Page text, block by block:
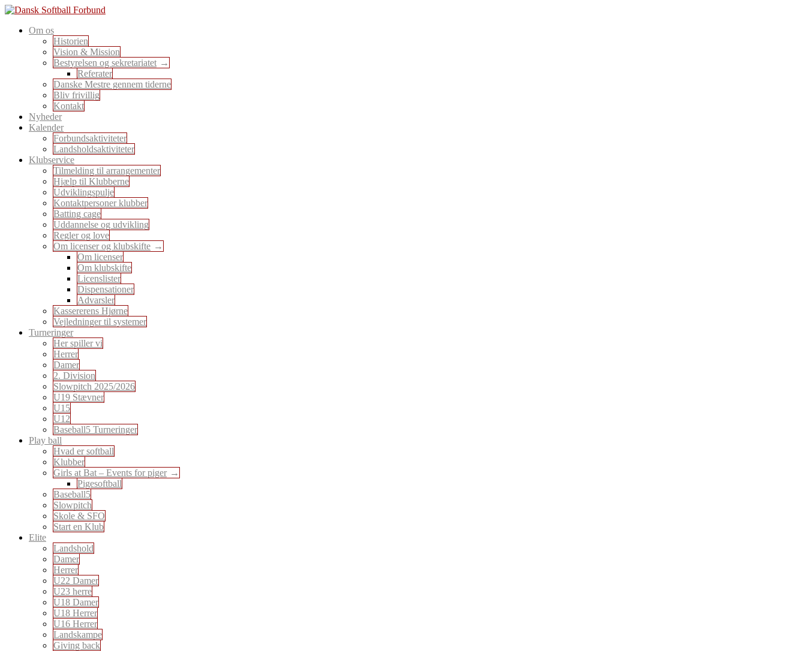
Skip
content
Dansk Softball Forbund
En sport for alle
Om os
Historien
Vision & Mission
Bestyrelsen og sekretariatet
Referater
Danske Mestre gennem tiderne
Bliv frivillig
Kontakt
Nyheder
Kalender
Forbundsaktiviteter
Landsholdsaktiviteter
Klubservice
Tilmelding til arrangementer
Hjælp til Klubberne
Udviklingspulje
Kontaktpersoner klubber
Batting cage
Uddannelse og udvikling
Regler og love
Om licenser og klubskifte
Om licenser
Om klubskifte
Licenslister
Dispensationer
Advarsler
Kassererens Hjørne
Vejledninger til systemer
Turneringer
Her spiller vi
Herrer
Damer
2. Division
Slowpitch 2025/2026
U19 Stævner
U15
U12
Baseball5 Turneringer
Play ball
Hvad er softball
Klubber
Girls at Bat – Events for piger
Pigesoftball
Baseball5
Slowpitch
Skole & SFO
Start en Klub
Elite
Landshold
Damer
Herrer
U22 Damer
U23 herre
U18 Damer
U18 Herrer
U16 Herrer
Landskampe
Giving back